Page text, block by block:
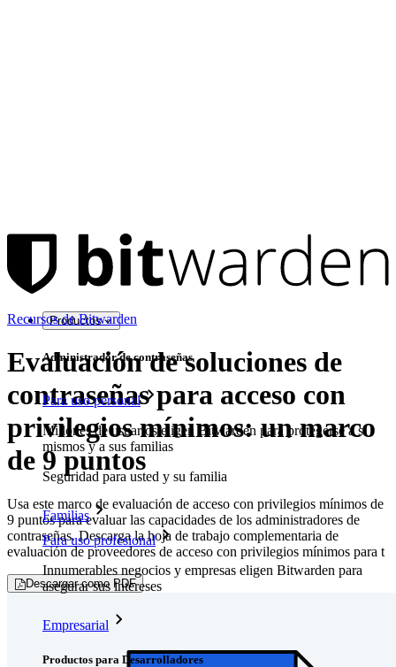
Productos
Administrador de contraseñas
Para uso personal
Millones de usuarios eligen Bitwarden para protegerse a sí
mismos y a sus familias
Seguridad para usted y su familia
Familias
Para uso profesional
Innumerables negocios y empresas eligen Bitwarden para
asegurar sus intereses
Empresarial
Productos para Desarrolladores
Recursos de Bitwarden
Evaluación de soluciones de
contraseñas para acceso con
privilegios mínimos: un marco
de 9 puntos
Usa este marco de evaluación de acceso con privilegios mínimos de
9 puntos para evaluar las capacidades de los administradores de
contraseñas. Descarga la hoja de trabajo complementaria de
evaluación de proveedores de acceso con privilegios mínimos para t
Descargar como PDF